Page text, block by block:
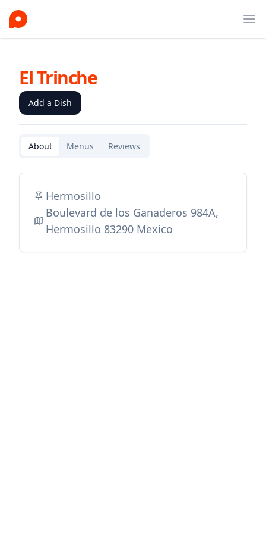
El Trinche
Add a Dish
About Menus Reviews
Hermosillo
Boulevard de los Ganaderos 984A,
Hermosillo 83290 Mexico